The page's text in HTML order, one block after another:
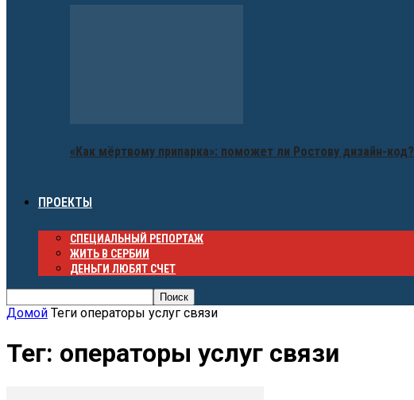
«Как мёртвому припарка»: поможет ли Ростову дизайн-код?
ПРОЕКТЫ
СПЕЦИАЛЬНЫЙ РЕПОРТАЖ
ЖИТЬ В СЕРБИИ
ДЕНЬГИ ЛЮБЯТ СЧЕТ
Домой Теги операторы услуг связи
Тег: операторы услуг связи